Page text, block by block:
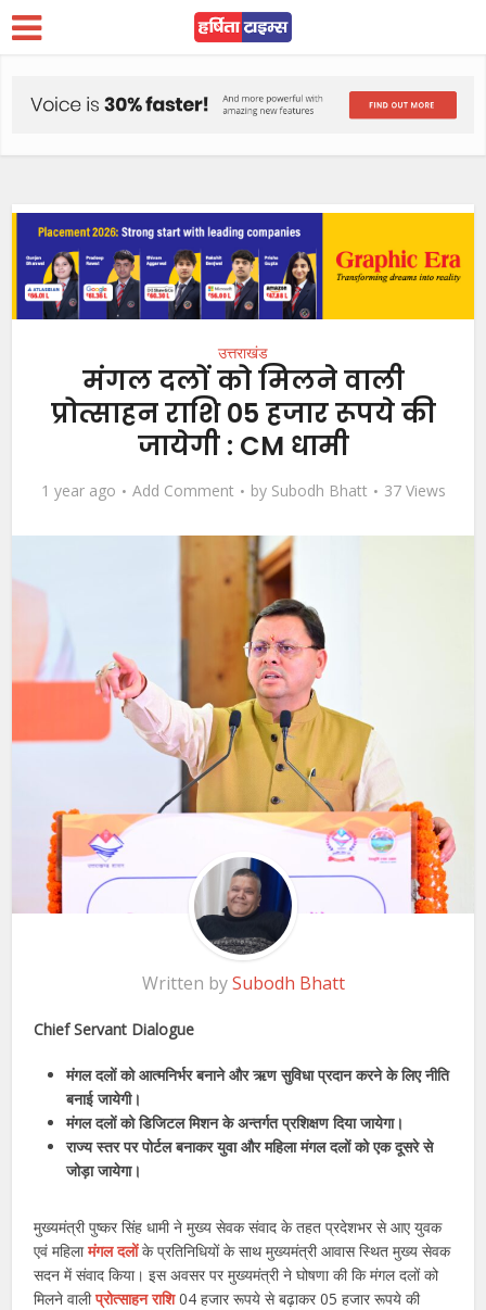
उत्तराखंड
मंगल दलों को मिलने वाली
प्रोत्साहन राशि 05 हजार रूपये की
जायेगी : CM धामी
1 year ago Add Comment by Subodh Bhatt 37 Views
Written bySubodh Bhatt
Chief Servant Dialogue
मंगल दलों को आत्मनिर्भर बनाने और ऋण सुविधा प्रदान करने के लिए नीति
बनाई जायेगी।
मंगल दलों को डिजिटल मिशन के अन्तर्गत प्रशिक्षण दिया जायेगा।
राज्य स्तर पर पोर्टल बनाकर युवा और महिला मंगल दलों को एक दूसरे से
जोड़ा जायेगा।
मुख्यमंत्री पुष्कर सिंह धामी ने मुख्य सेवक संवाद के तहत प्रदेशभर से आए युवक
एवं महिलामंगल दलोंके प्रतिनिधियों के साथ मुख्यमंत्री आवास स्थित मुख्य सेवक
सदन में संवाद किया। इस अवसर पर मुख्यमंत्री ने घोषणा की कि मंगल दलों को
मिलने वालीप्रोत्साहन राशि04 हजार रूपये से बढ़ाकर 05 हजार रूपये की